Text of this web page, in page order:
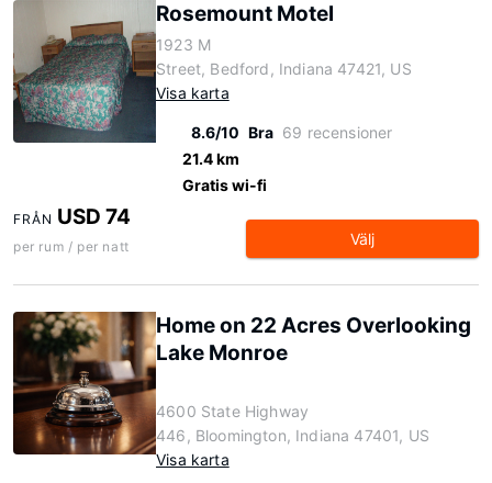
Rosemount Motel
1923 M
Street, Bedford, Indiana 47421, US
Visa karta
8.6/10 Bra 69 recensioner
21.4 km
Gratis wi-fi
FRÅN USD 74
per rum / per natt Välj
Home on 22 Acres Overlooking
Lake Monroe
4600 State Highway
446, Bloomington, Indiana 47401, US
Visa karta